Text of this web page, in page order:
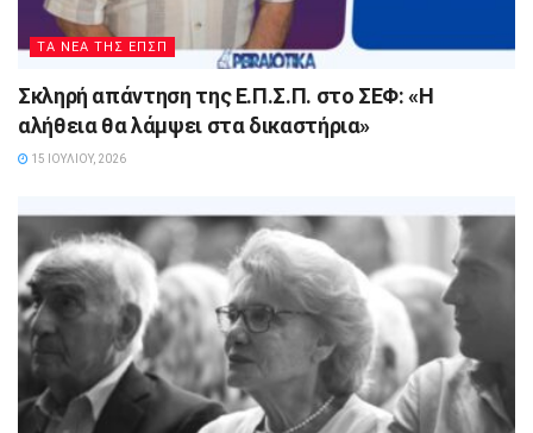
ΤΑ ΝΕΑ ΤΗΣ ΕΠΣΠ
Σκληρή απάντηση της Ε.Π.Σ.Π. στο ΣΕΦ: «Η
αλήθεια θα λάμψει στα δικαστήρια»
15 ΙΟΥΛΊΟΥ, 2026